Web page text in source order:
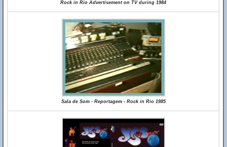
Rock in Rio Advertisement on TV during 1984
Sala de Som - Reportagem - Rock in Rio 1985